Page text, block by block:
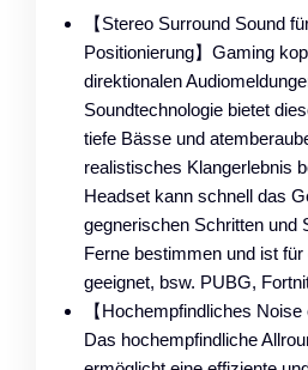
【Stereo Surround Sound
Positionierung】Gaming
direktionalen
Soundtechnologie bietet
tiefe Bässe und
realistisches Klangerlebnis
Headset kann schnell das
gegnerischen Schritten und
Ferne bestimmen und ist
geeignet, bsw. PUBG,
【Hochempfindliches Noise
Das hochempfindliche